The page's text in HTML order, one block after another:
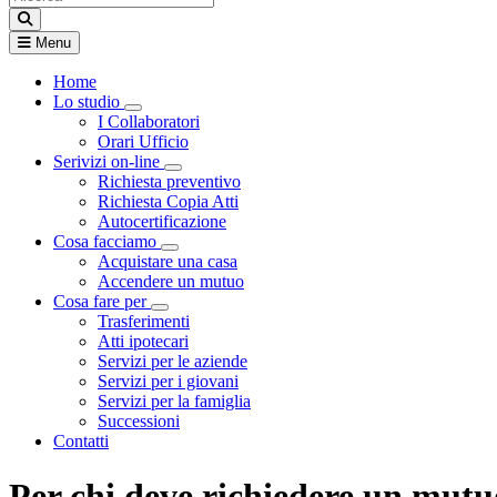
Menu
Home
Lo studio
Visualizza menù di secondo livello
I Collaboratori
Orari Ufficio
Serivizi on-line
Visualizza menù di secondo livello
Richiesta preventivo
Richiesta Copia Atti
Autocertificazione
Cosa facciamo
Visualizza menù di secondo livello
Acquistare una casa
Accendere un mutuo
Cosa fare per
Visualizza menù di secondo livello
Trasferimenti
Atti ipotecari
Servizi per le aziende
Servizi per i giovani
Servizi per la famiglia
Successioni
Contatti